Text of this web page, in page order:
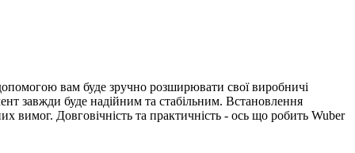
вам буде зручно розширювати свої виробничі
завжди буде надійним та стабільним. Встановлення
вимог. Довговічність та практичність - ось що робить Wuber